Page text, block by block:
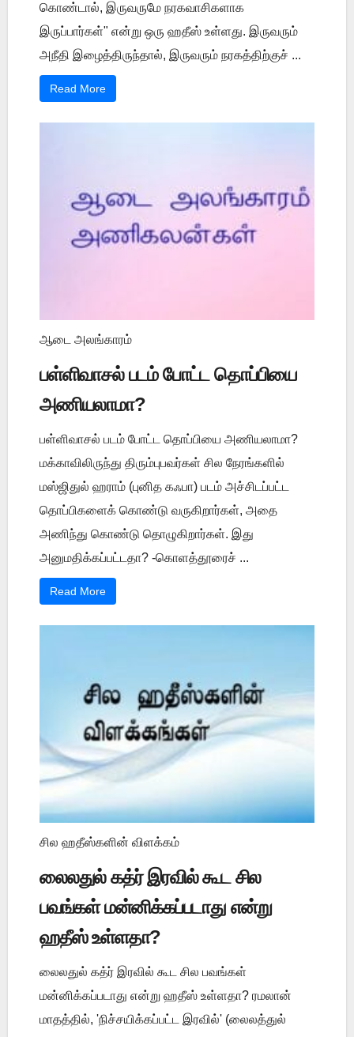
கொண்டால், இருவருமே நரகவாசிகளாக
இருப்பார்கள்" என்று ஒரு ஹதீஸ் உள்ளது. இருவரும்
அநீதி இழைத்திருந்தால், இருவரும் நரகத்திற்குச் ...
Read More
ஆடை அலங்காரம்
பள்ளிவாசல் படம் போட்ட தொப்பியை
அணியலாமா?
பள்ளிவாசல் படம் போட்ட தொப்பியை அணியலாமா?
மக்காவிலிருந்து திரும்புபவர்கள் சில நேரங்களில்
மஸ்ஜிதுல் ஹராம் (புனித கஃபா) படம் அச்சிடப்பட்ட
தொப்பிகளைக் கொண்டு வருகிறார்கள், அதை
அணிந்து கொண்டு தொழுகிறார்கள். இது
அனுமதிக்கப்பட்டதா? -கொளத்தூரைச் ...
Read More
சில ஹதீஸ்களின் விளக்கம்
லைலதுல் கத்ர் இரவில் கூட சில
பவங்கள் மன்னிக்கப்படாது என்று
ஹதீஸ் உள்ளதா?
லைலதுல் கத்ர் இரவில் கூட சில பவங்கள்
மன்னிக்கப்படாது என்று ஹதீஸ் உள்ளதா? ரமலான்
மாதத்தில், 'நிச்சயிக்கப்பட்ட இரவில்' (லைலத்துல்